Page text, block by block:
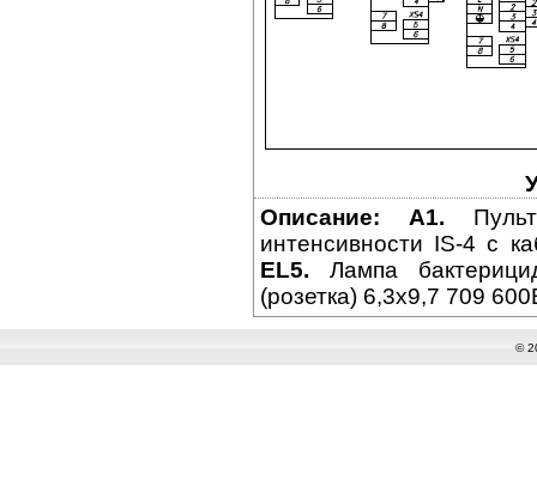
Описание:
A1.
интенсивности IS-4 с
EL5. Лампа
(розетка) 6,3x9,7 709
©